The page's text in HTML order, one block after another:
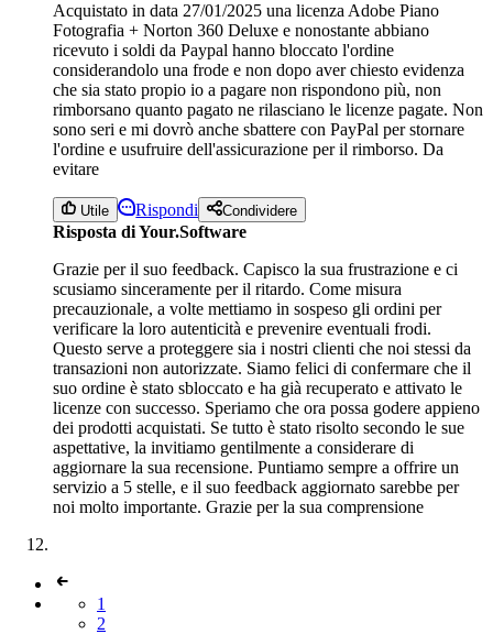
Acquistato in data 27/01/2025 una licenza Adobe Piano
Fotografia + Norton 360 Deluxe e nonostante abbiano
ricevuto i soldi da Paypal hanno bloccato l'ordine
considerandolo una frode e non dopo aver chiesto evidenza
che sia stato propio io a pagare non rispondono più, non
rimborsano quanto pagato ne rilasciano le licenze pagate. Non
sono seri e mi dovrò anche sbattere con PayPal per stornare
l'ordine e usufruire dell'assicurazione per il rimborso. Da
evitare
Utile Rispondi Condividere
Risposta di Your.Software
Grazie per il suo feedback. Capisco la sua frustrazione e ci
scusiamo sinceramente per il ritardo. Come misura
precauzionale, a volte mettiamo in sospeso gli ordini per
verificare la loro autenticità e prevenire eventuali frodi.
Questo serve a proteggere sia i nostri clienti che noi stessi da
transazioni non autorizzate. Siamo felici di confermare che il
suo ordine è stato sbloccato e ha già recuperato e attivato le
licenze con successo. Speriamo che ora possa godere appieno
dei prodotti acquistati. Se tutto è stato risolto secondo le sue
aspettative, la invitiamo gentilmente a considerare di
aggiornare la sua recensione. Puntiamo sempre a offrire un
servizio a 5 stelle, e il suo feedback aggiornato sarebbe per
noi molto importante. Grazie per la sua comprensione
1
2